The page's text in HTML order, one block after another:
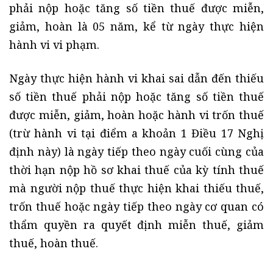
phải nộp hoặc tăng số tiền thuế được miễn,
giảm, hoàn là 05 năm, kể từ ngày thực hiện
hành vi vi phạm.
Ngày thực hiện hành vi khai sai dẫn đến thiếu
số tiền thuế phải nộp hoặc tăng số tiền thuế
được miễn, giảm, hoàn hoặc hành vi trốn thuế
(trừ hành vi tại điểm a khoản 1 Điều 17 Nghị
định này) là ngày tiếp theo ngày cuối cùng của
thời hạn nộp hồ sơ khai thuế của kỳ tính thuế
mà người nộp thuế thực hiện khai thiếu thuế,
trốn thuế hoặc ngày tiếp theo ngày cơ quan có
thẩm quyền ra quyết định miễn thuế, giảm
thuế, hoàn thuế.